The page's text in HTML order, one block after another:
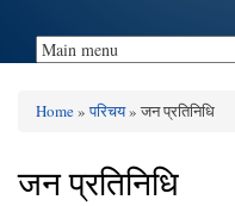
Home»परिचय» जन प्रतिनिधि
जन प्रतिनिधि